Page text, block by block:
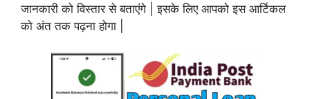
जानकारी को विस्तार से बताएंगे | इसके लिए आपको इस आर्टिकल
को अंत तक पढ़ना होगा |